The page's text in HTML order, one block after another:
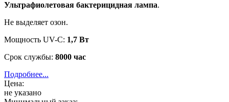
Ультрафиолетовая бактерицидная лампа.
Не выделяет озон.
Мощность UV-C: 1,7 Вт
Срок службы: 8000 час
Подробнее...
Цена:
не указано